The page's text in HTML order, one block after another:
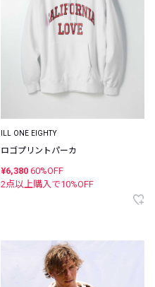
ILL ONE EIGHTY
ロゴプリントパーカ
¥6,380 60%OFF
2点以上購入で10%OFF